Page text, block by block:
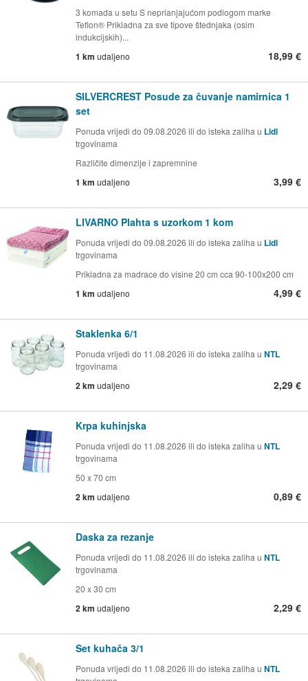
3 komada u setu S neprianjajućom podlogom marke
Teflon® Prikladna za sve tipove štednjaka (osim
indukcijskih)...
1 km udaljeno 18,99 €
SILVERCREST Posude za čuvanje namirnica 1
set
Ponuda vrijedi do 09.08.2026 ili do isteka zaliha u Lidl
trgovinama
Različite dimenzije i zapremnine
1 km udaljeno 3,99 €
LIVARNO Plahta s uzorkom 1 kom
Ponuda vrijedi do 09.08.2026 ili do isteka zaliha u Lidl
trgovinama
Prikladna za madrace do visine 20 cm cca 90-100x200 cm
1 km udaljeno 4,99 €
Staklenka 6/1
Ponuda vrijedi do 11.08.2026 ili do isteka zaliha u NTL
trgovinama
2 km udaljeno 2,29 €
Krpa kuhinjska
Ponuda vrijedi do 11.08.2026 ili do isteka zaliha u NTL
trgovinama
50 x 70 cm
2 km udaljeno 0,89 €
Daska za rezanje
Ponuda vrijedi do 11.08.2026 ili do isteka zaliha u NTL
trgovinama
20 x 30 cm
2 km udaljeno 2,29 €
Set kuhača 3/1
Ponuda vrijedi do 11.08.2026 ili do isteka zaliha u NTL